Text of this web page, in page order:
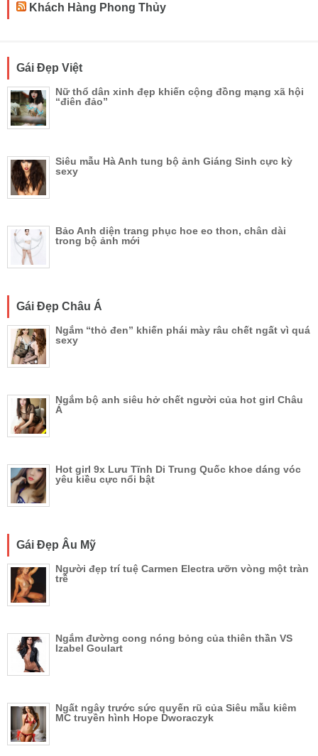
Khách Hàng Phong Thủy
Gái Đẹp Việt
Nữ thổ dân xinh đẹp khiến cộng đồng mạng xã hội
“điên đảo”
Siêu mẫu Hà Anh tung bộ ảnh Giáng Sinh cực kỳ
sexy
Bảo Anh diện trang phục hoe eo thon, chân dài
trong bộ ảnh mới
Gái Đẹp Châu Á
Ngắm “thỏ đen” khiến phái mày râu chết ngất vì quá
sexy
Ngắm bộ anh siêu hở chết người của hot girl Châu
Á
Hot girl 9x Lưu Tĩnh Di Trung Quốc khoe dáng vóc
yêu kiều cực nổi bật
Gái Đẹp Âu Mỹ
Người đẹp trí tuệ Carmen Electra ưỡn vòng một tràn
trề
Ngắm đường cong nóng bỏng của thiên thần VS
Izabel Goulart
Ngất ngây trước sức quyến rũ của Siêu mẫu kiêm
MC truyền hình Hope Dworaczyk